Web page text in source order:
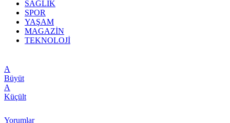
SAĞLIK
SPOR
YAŞAM
MAGAZİN
TEKNOLOJİ
A
Büyüt
A
Küçült
Yorumlar